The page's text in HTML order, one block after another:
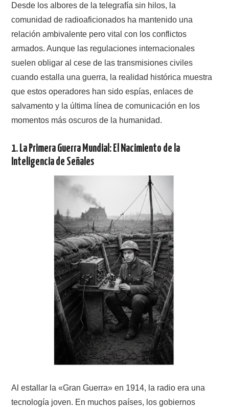
CONTACTO
HISTORIA DE LA RADIO
IMÁGENES CRECJ
LA PULGA MERCANTE
MIEMBROS ORIGINALES
MORSE CW APRENDE Y MAS
NUESTRAS ACTIVIDADES !
PATROCINADORES
PLAN DE BANDAS DE
RADIOAFICIONADOS EN MEXICO
PROMOCIÓN DE LA RADIO AFICIÓN
PROPAGACIÓN
SALÓN DE LA FAMA DEL CRECJ
Desde los albores de la telegrafía sin hilos, la
comunidad de radioaficionados ha mantenido una
relación ambivalente pero vital con los conflictos
armados. Aunque las regulaciones internacionales
suelen obligar al cese de las transmisiones civiles
cuando estalla una guerra, la realidad histórica muestra
que estos operadores han sido espías, enlaces de
salvamento y la última línea de comunicación en los
momentos más oscuros de la humanidad.
1. La Primera Guerra Mundial: El Nacimiento de la
Inteligencia de Señales
Al estallar la «Gran Guerra» en 1914, la radio era una
tecnología joven. En muchos países, los gobiernos